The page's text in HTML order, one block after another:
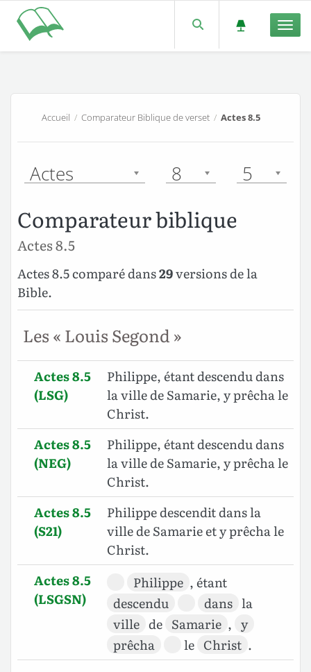
Accueil / Comparateur Biblique de verset/ Actes 8.5
Actes 8 5
Comparateur biblique
Actes 8.5
Actes 8.5 comparé dans29versions de la
Bible.
Les « Louis Segond »
Actes 8.5
(LSG)
Philippe, étant descendu dans
la ville de Samarie, y prêcha le
Christ.
Actes 8.5
(NEG)
Philippe, étant descendu dans
la ville de Samarie, y prêcha le
Christ.
Actes 8.5
(S21)
Philippe descendit dans la
ville de Samarie et y prêcha le
Christ.
Actes 8.5
(LSGSN)
Philippe , étant
descendu
dans la
ville de Samarie , y
prêcha
le Christ .